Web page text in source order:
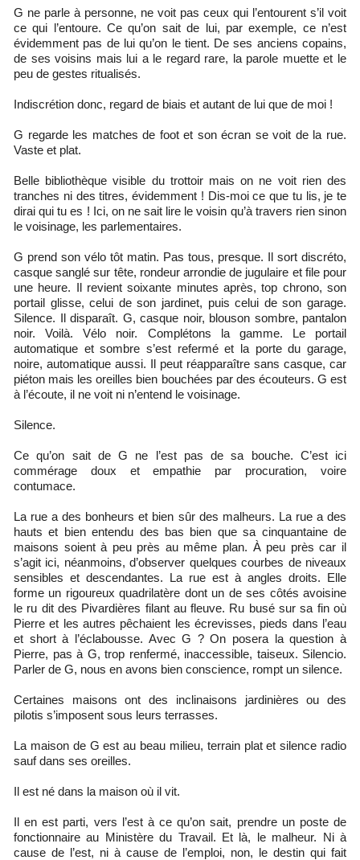
G ne parle à personne, ne voit pas ceux qui l’entourent s’il voit
ce qui l’entoure. Ce qu’on sait de lui, par exemple, ce n’est
évidemment pas de lui qu’on le tient. De ses anciens copains,
de ses voisins mais lui a le regard rare, la parole muette et le
peu de gestes ritualisés.
Indiscrétion donc, regard de biais et autant de lui que de moi !
G regarde les matches de foot et son écran se voit de la rue.
Vaste et plat.
Belle bibliothèque visible du trottoir mais on ne voit rien des
tranches ni des titres, évidemment ! Dis-moi ce que tu lis, je te
dirai qui tu es ! Ici, on ne sait lire le voisin qu’à travers rien sinon
le voisinage, les parlementaires.
G prend son vélo tôt matin. Pas tous, presque. Il sort discréto,
casque sanglé sur tête, rondeur arrondie de jugulaire et file pour
une heure. Il revient soixante minutes après, top chrono, son
portail glisse, celui de son jardinet, puis celui de son garage.
Silence. Il disparaît. G, casque noir, blouson sombre, pantalon
noir. Voilà. Vélo noir. Complétons la gamme. Le portail
automatique et sombre s’est refermé et la porte du garage,
noire, automatique aussi. Il peut réapparaître sans casque, car
piéton mais les oreilles bien bouchées par des écouteurs. G est
à l’écoute, il ne voit ni n’entend le voisinage.
Silence.
Ce qu’on sait de G ne l’est pas de sa bouche. C’est ici
commérage doux et empathie par procuration, voire
contumace.
La rue a des bonheurs et bien sûr des malheurs. La rue a des
hauts et bien entendu des bas bien que sa cinquantaine de
maisons soient à peu près au même plan. À peu près car il
s’agit ici, néanmoins, d’observer quelques courbes de niveaux
sensibles et descendantes. La rue est à angles droits. Elle
forme un rigoureux quadrilatère dont un de ses côtés avoisine
le ru dit des Pivardières filant au fleuve. Ru busé sur sa fin où
Pierre et les autres pêchaient les écrevisses, pieds dans l’eau
et short à l’éclabousse. Avec G ? On posera la question à
Pierre, pas à G, trop renfermé, inaccessible, taiseux. Silencio.
Parler de G, nous en avons bien conscience, rompt un silence.
Certaines maisons ont des inclinaisons jardinières ou des
pilotis s’imposent sous leurs terrasses.
La maison de G est au beau milieu, terrain plat et silence radio
sauf dans ses oreilles.
Il est né dans la maison où il vit.
Il en est parti, vers l’est à ce qu’on sait, prendre un poste de
fonctionnaire au Ministère du Travail. Et là, le malheur. Ni à
cause de l’est, ni à cause de l’emploi, non, le destin qui fait